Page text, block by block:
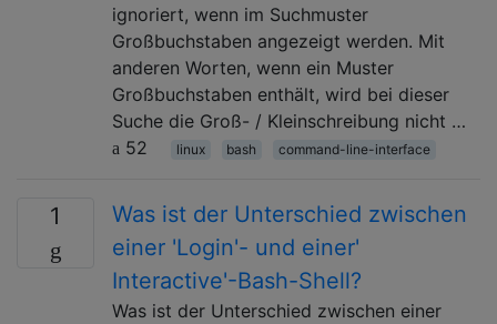
ignoriert, wenn im Suchmuster
Großbuchstaben angezeigt werden. Mit
anderen Worten, wenn ein Muster
Großbuchstaben enthält, wird bei dieser
Suche die Groß- / Kleinschreibung nicht …
52
linux bash command-line-interface
1
Was ist der Unterschied zwischen
einer 'Login'- und einer'
Interactive'-Bash-Shell?
Was ist der Unterschied zwischen einer